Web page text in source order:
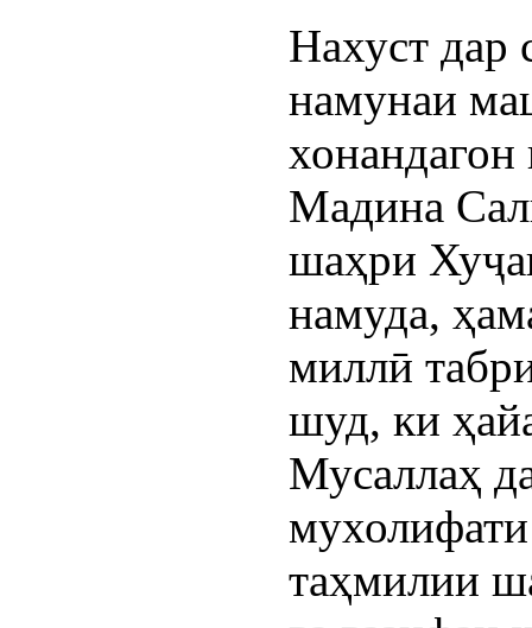
Нахуст дар
намунаи
Мадина
шаҳри
намуда,
миллӣ
шуд, ки
Мусаллаҳ
таҳмилии